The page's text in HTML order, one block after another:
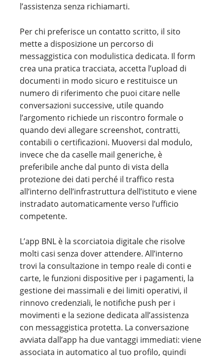
l’assistenza senza richiamarti.
Per chi preferisce un contatto scritto, il sito
mette a disposizione un percorso di
messaggistica con modulistica dedicata. Il form
crea una pratica tracciata, accetta l’upload di
documenti in modo sicuro e restituisce un
numero di riferimento che puoi citare nelle
conversazioni successive, utile quando
l’argomento richiede un riscontro formale o
quando devi allegare screenshot, contratti,
contabili o certificazioni. Muoversi dal modulo,
invece che da caselle mail generiche, è
preferibile anche dal punto di vista della
protezione dei dati perché il traffico resta
all’interno dell’infrastruttura dell’istituto e viene
instradato automaticamente verso l’ufficio
competente.
L’app BNL è la scorciatoia digitale che risolve
molti casi senza dover attendere. All’interno
trovi la consultazione in tempo reale di conti e
carte, le funzioni dispositive per i pagamenti, la
gestione dei massimali e dei limiti operativi, il
rinnovo credenziali, le notifiche push per i
movimenti e la sezione dedicata all’assistenza
con messaggistica protetta. La conversazione
avviata dall’app ha due vantaggi immediati: viene
associata in automatico al tuo profilo, quindi